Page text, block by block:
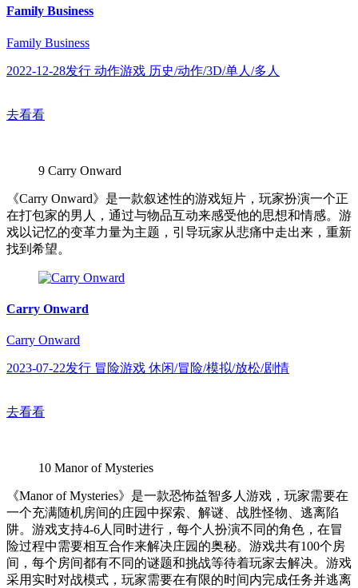
Family Business
Family Business
2022-12-28发行 动作游戏 历史/动作/3D/单人/多人
去看看
9 Carry Onward
《Carry Onward》是一款叙述性的游戏短片，玩家扮演一个正
在打包家的男人，通过与物品互动来感受他的思想和情感。游
戏以记忆的变革力量为主题，引导玩家从悲痛中走出来，重新
找到希望。
Carry Onward
Carry Onward
2023-07-22发行 冒险游戏 休闲/冒险/模拟/放松/剧情
去看看
10 Manor of Mysteries
《Manor of Mysteries》是一款恐怖益智多人游戏，玩家需要在
一个充满随机房间的庄园中探索、解谜、战胜怪物、逃离陷
阱。游戏支持4-6人同时进行，每个人扮演不同的角色，在冒
险过程中需要相互合作来解决庄园的奥秘。游戏共有100个房
间，每个房间都有不同的谜题和挑战等待着玩家去解决。游戏
采用实时对战模式，玩家需要在有限的时间内完成任务并逃离